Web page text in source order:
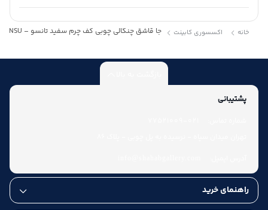
خانه اکسسوری کابینت جا قاشق چنگالی چوبی کف چرم سفید تانسو – TANSU
پشتیبانی
راهنمای خرید